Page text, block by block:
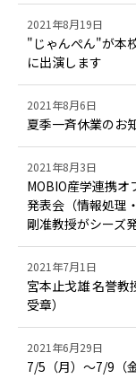
2021年8月19日
"じゃんぺん"が本
に出演します
2021年8月6日
夏季一斉休業のお
2021年8月3日
MOBIO産学連携
発表会（情報処理
剛准教授がシーズ
2021年7月1日
宮本止戈雄 名誉教
受章）
2021年6月29日
7/5（月）～7/9（